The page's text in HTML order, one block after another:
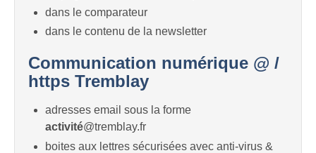
dans le comparateur
dans le contenu de la newsletter
Communication numérique @ /
https Tremblay
adresses email sous la forme
activité@tremblay.fr
boites aux lettres sécurisées avec anti-virus &